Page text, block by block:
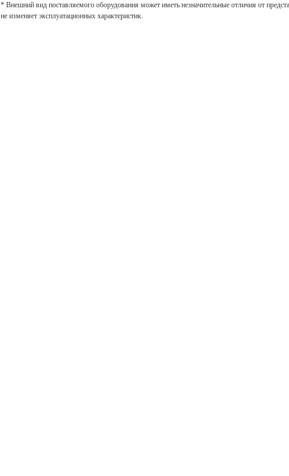
* Внешний вид поставляемого оборудования может иметь незначительные отличия от
не изменяет эксплуатационных характеристик.